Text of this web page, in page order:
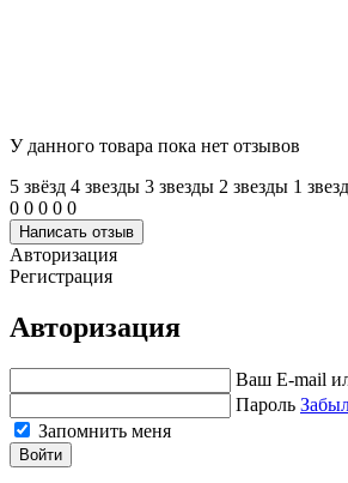
У данного товара пока нет отзывов
5 звёзд 4 звeзды 3 звeзды 2 звeзды 1
0 0 0 0 0
Написать отзыв
Авторизация
Регистрация
Авторизация
Ваш E-mail
Пароль
Запомнить меня
Войти